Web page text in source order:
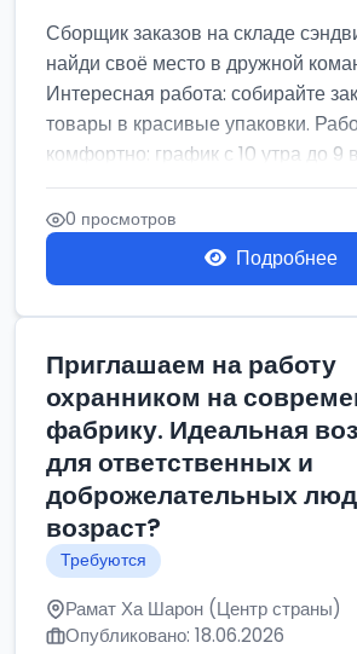
Сборщик заказов на складе
найди своё место в дружной
Интересная работа: собирайте
товары в красивые упаковки.
комфортно: график с 10 утра до 9
0 просмотров
Подробнее
Приглашаем на работу
охранником на
фабрику. Идеальная
для ответственных и
доброжелательных
возраст?
Требуются
Рамат Ха Шарон (Центр страны)
Опубликовано: 18.06.2026